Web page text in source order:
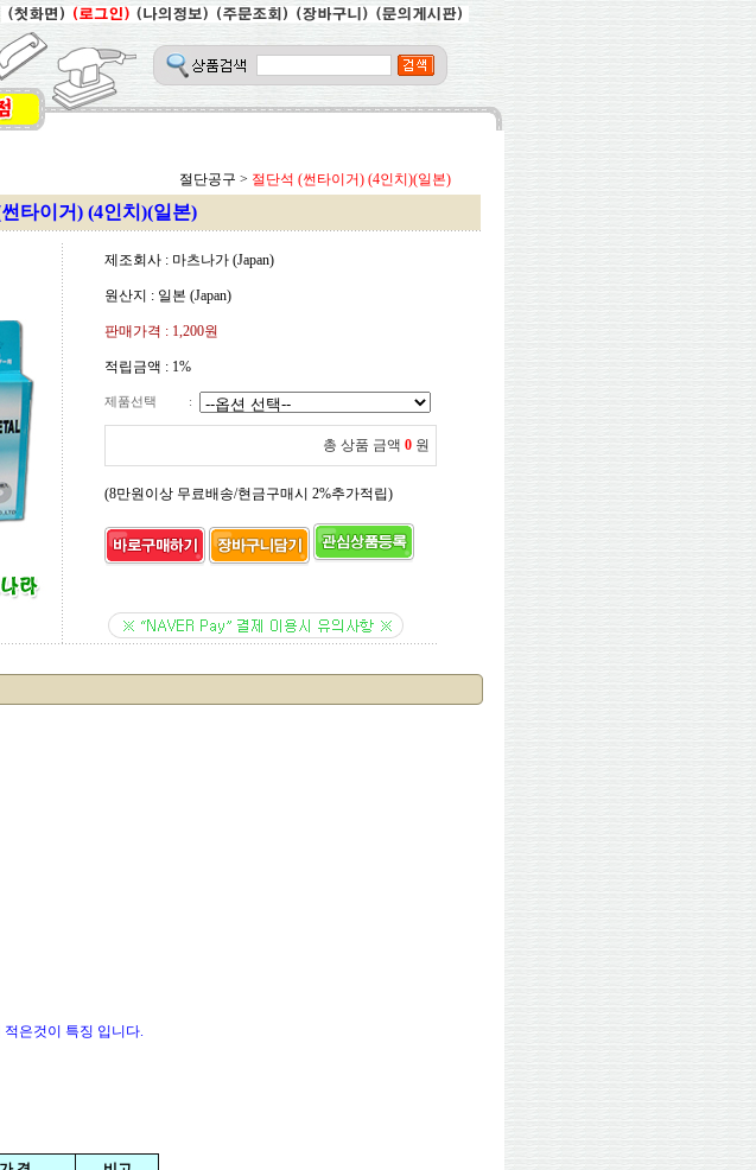
절단공구 > 절단석 (썬타이거) (4인치)(일본)
타이거) (4인치)(일본)
제조회사 : 마츠나가 (Japan)
원산지 : 일본 (Japan)
판매가격 : 1,200원
적립금액 : 1%
제품선택 :
총 상품 금액 0 원
(8만원이상 무료배송/현금구매시 2%추가적립)
은것이 특징 입니다.